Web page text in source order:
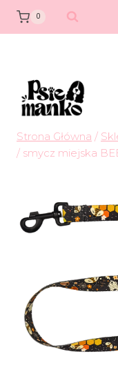
0
Strona Główna /
/ smycz miejska